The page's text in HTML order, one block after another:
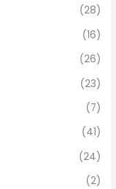
(28)
(16)
(26)
(23)
(7)
(41)
(24)
(2)